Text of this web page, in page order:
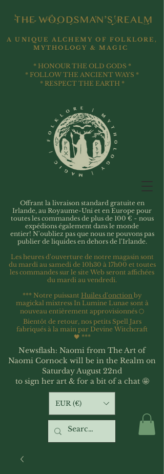
Offrant la livraison standard gratuite en
Irlande, au Royaume-Uni et en Europe pour
toutes les commandes de plus de 100 € ~ nous
expédions également dans le monde
entier! N'oubliez pas que nous ne pouvons pas
publier de liquides en dehors de l'Irlande.
Les heures d'ouverture de notre magasin sont
du mardi au samedi de 10h30 à 17h00 et toutes
les commandes sur le site Web seront affichées
du mardi au vendredi.
*** Notre puissant Huiles d'onction by
magickal mixtress In Lumine Lunae sont à
nouveau entièrement approvisionnés 🌕
Bientôt de retour, nos petits Spell Jars
fabriqués à la main par Devine Witchcraft
🖤 ***
A UNIQUE ALCHEMY OF FOLKLORE,
MYTHOLOGY & MAGIC
* HONOUR THE OLD GODS *
* FOLLOW THE ANCIENT WAYS *
* RESPECT THE EARTH *
EUR (€)
Newsflash: Naomi from The Art of
Naomi Cornock will be in the Realm on
Saturday August 22nd
to sign her art & for a bit of a chat 🤩